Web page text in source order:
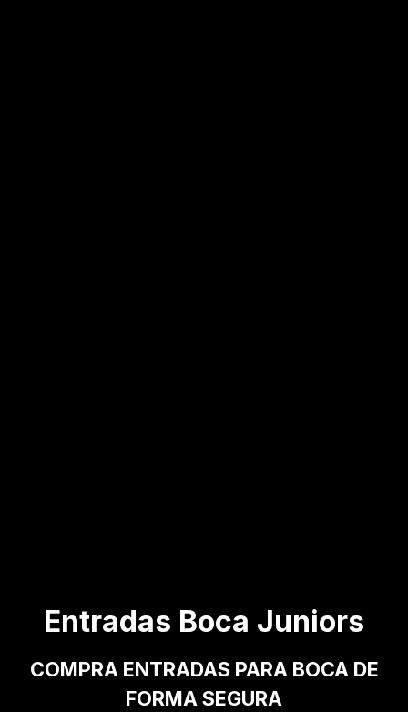
Entradas Boca Juniors
COMPRA ENTRADAS PARA BOCA DE
FORMA SEGURA